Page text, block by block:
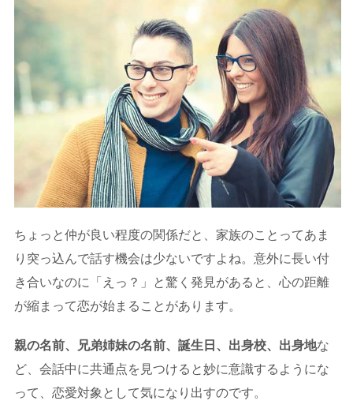
ちょっと仲が良い程度の関係だと、家族のことってあま
り突っ込んで話す機会は少ないですよね。意外に長い付
き合いなのに「えっ？」と驚く発見があると、心の距離
が縮まって恋が始まることがあります。
親の名前、兄弟姉妹の名前、誕生日、出身校、出身地な
ど、会話中に共通点を見つけると妙に意識するようにな
って、恋愛対象として気になり出すのです。